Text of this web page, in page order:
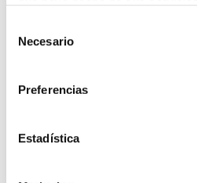
Necesario
Preferencias
Estadística